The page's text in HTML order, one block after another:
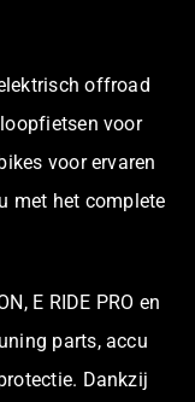
offroad
voor
voor ervaren
met het complete
E RIDE PRO en
parts, accu
Dankzij